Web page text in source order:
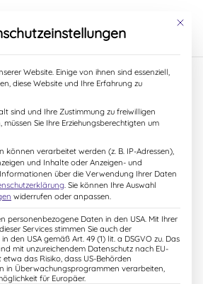
Mein liebster Freund bist du,
Mit
Website. Einige von ihnen sind essenziell,
diese Website und Ihre Erfahrung zu
sind und Ihre Zustimmung zu freiwilligen
Sie Ihre Erziehungsberechtigten um
können verarbeitet werden (z. B. IP-Adressen),
und Inhalte oder Anzeigen- und
über die Verwendung Ihrer Daten
. Sie können Ihre Auswahl
widerrufen oder anpassen.
personenbezogene Daten in den USA. Mit Ihrer
Services stimmen Sie auch der
den USA gemäß Art. 49 (1) lit. a DSGVO zu. Das
mit unzureichendem Datenschutz nach EU-
das Risiko, dass US-Behörden
in Überwachungsprogrammen verarbeiten,
für Europäer.